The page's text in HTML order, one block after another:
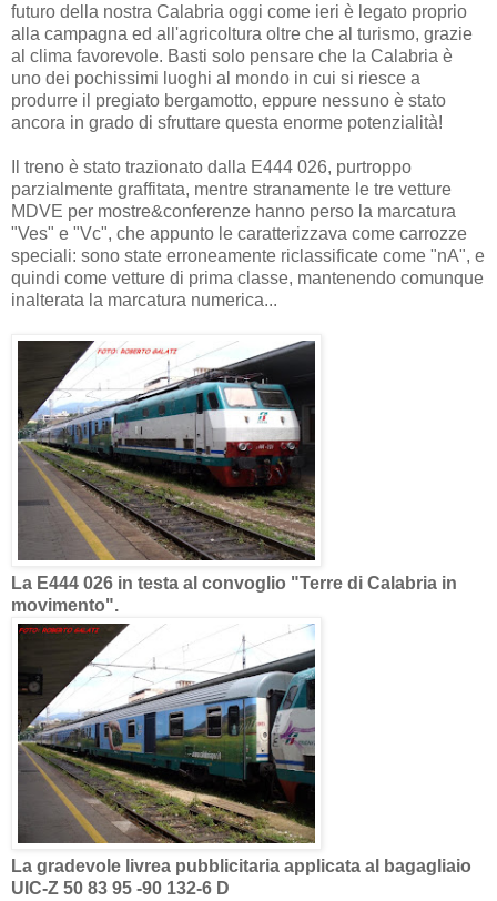
futuro della nostra Calabria oggi come ieri è legato proprio
alla campagna ed all'agricoltura oltre che al turismo, grazie
al clima favorevole. Basti solo pensare che la Calabria è
uno dei pochissimi luoghi al mondo in cui si riesce a
produrre il pregiato bergamotto, eppure nessuno è stato
ancora in grado di sfruttare questa enorme potenzialità!
Il treno è stato trazionato dalla E444 026, purtroppo
parzialmente graffitata, mentre stranamente le tre vetture
MDVE per mostre&conferenze hanno perso la marcatura
"Ves" e "Vc", che appunto le caratterizzava come carrozze
speciali: sono state erroneamente riclassificate come "nA", e
quindi come vetture di prima classe, mantenendo comunque
inalterata la marcatura numerica...
La E444 026 in testa al convoglio "Terre di Calabria in
movimento".
La gradevole livrea pubblicitaria applicata al bagagliaio
UIC-Z 50 83 95 -90 132-6 D